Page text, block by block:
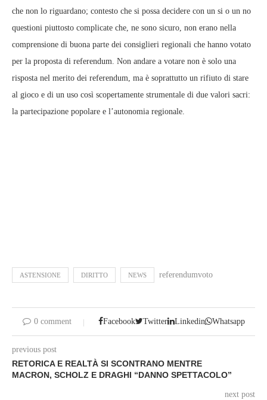
che non lo riguardano; contesto che si possa decidere con un si o un no
questioni piuttosto complicate che, ne sono sicuro, non erano nella
comprensione di buona parte dei consiglieri regionali che hanno votato
per la proposta di referendum. Non andare a votare non è solo una
risposta nel merito dei referendum, ma è soprattutto un rifiuto di stare
al gioco e di un uso così scopertamente strumentale di due valori sacri:
la partecipazione popolare e l’autonomia regionale.
ASTENSIONE DIRITTO NEWS referendumvoto
0 comment Facebook Twitter Linkedin Whatsapp
previous post
RETORICA E REALTÀ SI SCONTRANO MENTRE
MACRON, SCHOLZ E DRAGHI “DANNO SPETTACOLO”
next post